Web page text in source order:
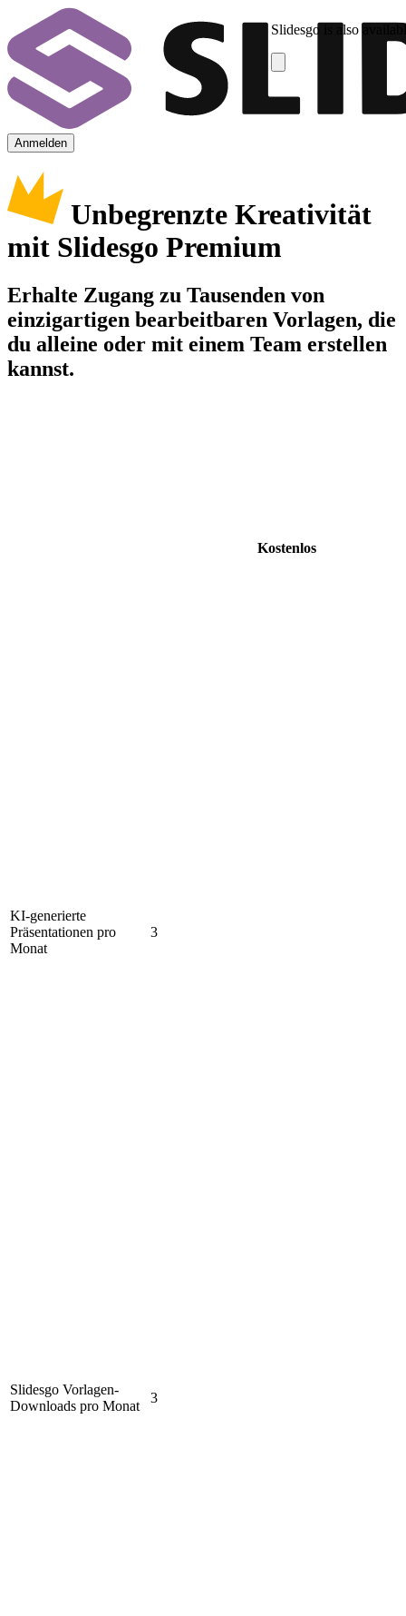
Slidesgo is also
Anmelden
Unbegrenzte Kreativität
mit Slidesgo Premium
Erhalte Zugang zu Tausenden von
einzigartigen bearbeitbaren Vorlagen, die
du alleine oder mit einem Team erstellen
kannst.
Kostenlos
KI-generierte
Präsentationen pro
Monat
3
Slidesgo Vorlagen-
Downloads pro Monat
3